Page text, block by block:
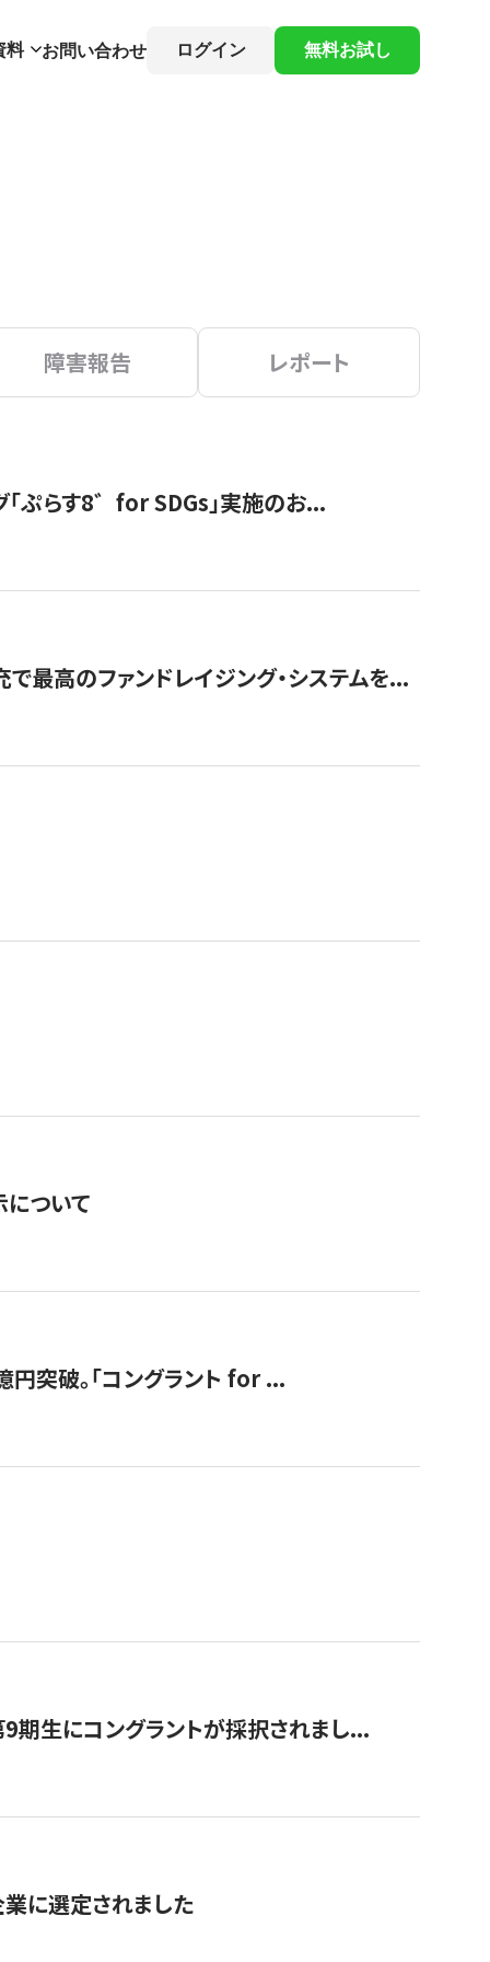
料 お問い合わせ ログイン 無料お試し
障害報告 レポート
ぷらす8゛for SDGs」実施のお...
最高のファンドレイジング・システムを...
ついて
突破。「コングラント for ...
9期生にコングラントが採択されまし...
に選定されました